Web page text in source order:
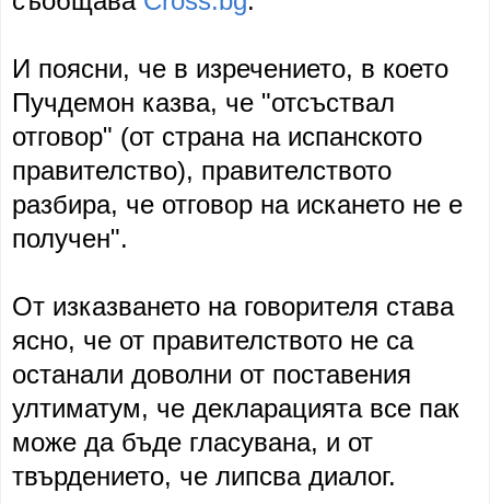
И поясни, че в изречението, в което
Пучдемон казва, че "отсъствал
отговор" (от страна на испанското
правителство), правителството
разбира, че отговор на искането не е
получен".
От изказването на говорителя става
ясно, че от правителството не са
останали доволни от поставения
ултиматум, че декларацията все пак
може да бъде гласувана, и от
твърдението, че липсва диалог.